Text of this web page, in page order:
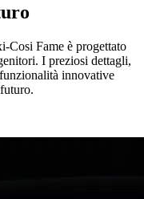
Cosi Fame è progettato
I preziosi dettagli,
innovative